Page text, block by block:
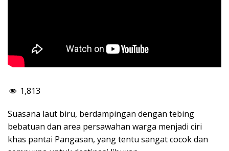
1,813
Suasana laut biru, berdampingan dengan tebing
bebatuan dan area persawahan warga menjadi ciri
khas pantai Pangasan, yang tentu sangat cocok dan